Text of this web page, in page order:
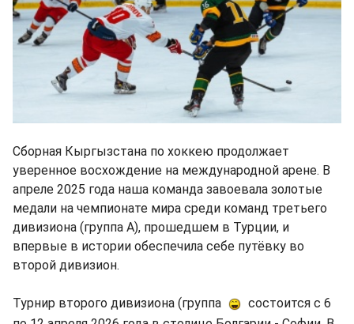
Сборная Кыргызстана по хоккею продолжает
уверенное восхождение на международной арене. В
апреле 2025 года наша команда завоевала золотые
медали на чемпионате мира среди команд третьего
дивизиона (группа А), прошедшем в Турции, и
впервые в истории обеспечила себе путёвку во
второй дивизион.
Турнир второго дивизиона (группа
состоится с 6